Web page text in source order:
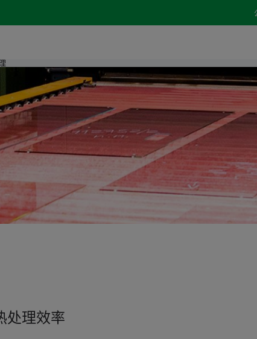
between options with the arrow keys and select an
处理效率